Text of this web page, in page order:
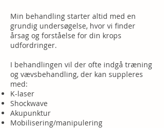
Min behandling starter altid med en
grundig undersøgelse, hvor vi finder
årsag og forståelse for din krops
udfordringer.
I behandlingen vil der ofte indgå træning
og vævsbehandling, der kan suppleres
med:
K-laser
Shockwave
Akupunktur
Mobilisering/manipulering